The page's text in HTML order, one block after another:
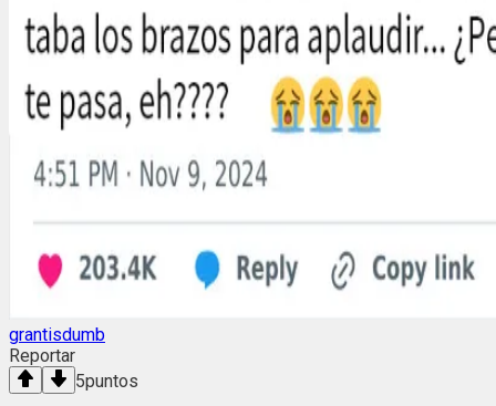
grantisdumb
Reportar
5puntos